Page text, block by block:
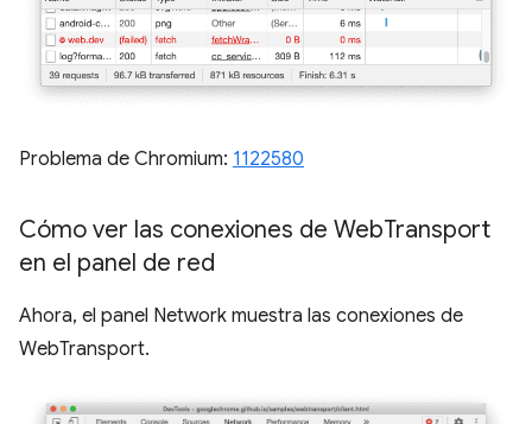
Problema de Chromium: 1122580
Cómo ver las conexiones de WebTransport
en el panel de red
Ahora, el panel Network muestra las conexiones de
WebTransport.